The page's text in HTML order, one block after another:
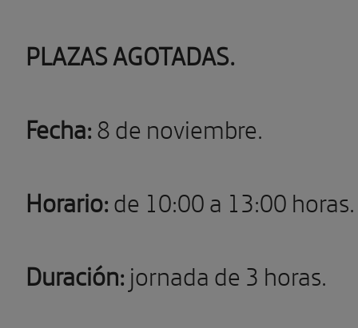
PLAZAS AGOTADAS.
Fecha:8 de noviembre.
Horario:de 10:00 a 13:00 horas.
Duración:jornada de 3 horas.